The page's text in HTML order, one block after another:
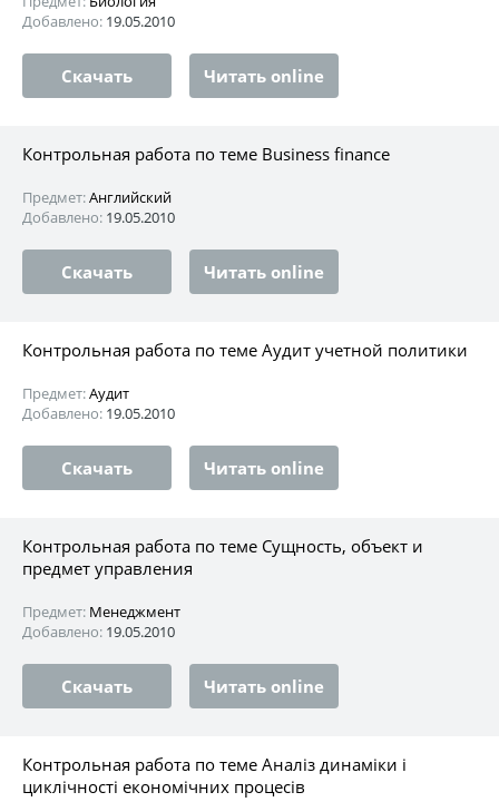
Добавлено: 19.05.2010
Скачать Читать online
Контрольная работа по теме Business finance
Предмет:Английский
Добавлено: 19.05.2010
Скачать Читать online
Контрольная работа по теме Аудит учетной политики
Предмет:Аудит
Добавлено: 19.05.2010
Скачать Читать online
Контрольная работа по теме Сущность, объект и
предмет управления
Предмет: Менеджмент
Добавлено: 19.05.2010
Скачать Читать online
Контрольная работа по теме Аналіз динаміки і
циклічності економічних процесів